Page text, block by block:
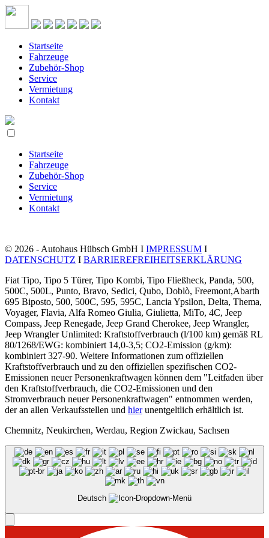
Startseite
Fahrzeuge
Zubehör-Shop
Service
Vermietung
Kontakt
Startseite
Fahrzeuge
Zubehör-Shop
Service
Vermietung
Kontakt
© 2026 - Autohaus Hübsch GmbH I IMPRESSUM I
DATENSCHUTZ I BARRIEREFREIHEITSERKLÄRUNG
Fiat Tipo, Tipo 5 Türer, Tipo Kombi, Tipo Fließheck, Panda, 500,
500C, 500L, Punto, Bravo, Sedici, Qubo, Doblò, Freemont,Abarth
695 Biposto, 500, 500C, 595, 595C, Lancia Ypsilon, Delta, Thema,
Voyager, Flavia, Alfa Romeo Giulia, Giulietta, MiTo, 4C, Jeep
Compass, Jeep Renegade, Jeep Grand Cherokee, Jeep Wrangler,
Jeep Wrangler Unlimited: Kraftstoffverbrauch (l/100 km) gemäß RL
80/1268/EWG: kombiniert 14,0-3,5; CO2-Emission (g/km):
kombiniert 327-90. Weitere Informationen zum offiziellen
Kraftstoffverbrauch und zu den offiziellen spezifischen CO2-
Emissionen neuer Personenkraftwagen können dem "Leitfaden über
den Kraftstoffverbrauch, die CO2-Emissionen und den
Stromverbrauch neuer Personenkraftwagen" entnommen werden,
der an allen Verkaufsstellen und hierunentgeltlich erhältlich ist.
Chemnitz, Neukirchen, Werdau, Region Zwickau, Sachsen
Deutsch